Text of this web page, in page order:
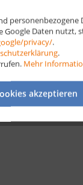
Was
Die
Beispiel:
nimmt
gehören
Google Daten nutzt,
privacy/.
.
Mehr
akzeptieren